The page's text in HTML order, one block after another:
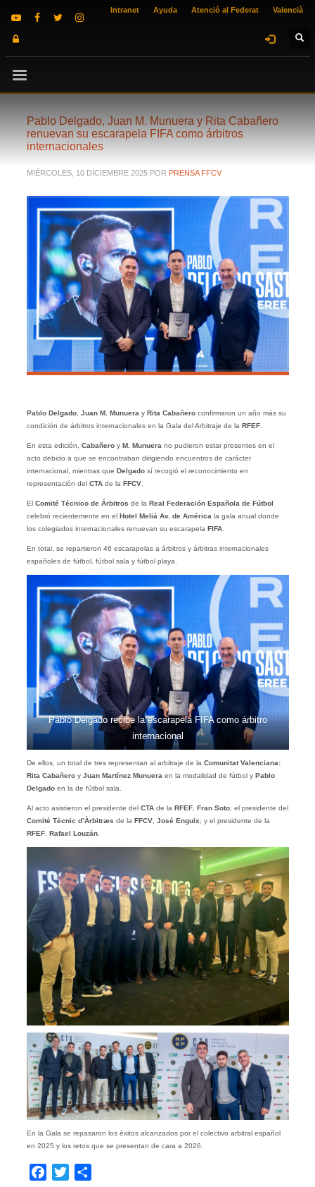
Intranet Ayuda Atenció al Federat Valencià
Pablo Delgado, Juan M. Munuera y Rita Cabañero
renuevan su escarapela FIFA como árbitros
internacionales
MIÉRCOLES, 10 DICIEMBRE 2025 POR PRENSA FFCV
Pablo Delgado, Juan M. Munuera y Rita Cabañero confirmaron un año más su
condición de árbitros internacionales en la Gala del Arbitraje de la RFEF.
En esta edición, Cabañeroy M. Munuera no pudieron estar presentes en el
acto debido a que se encontraban dirigiendo encuentros de carácter
internacional, mientras que Delgadosí recogió el reconocimiento en
representación del CTAde la FFCV.
ElComité Técnico de Árbitros de la Real Federación Española de Fútbol
celebró recientemente en el Hotel Meliá Av. de América la gala anual donde
los colegiados internacionales renuevan su escarapela FIFA.
En total, se repartieron 46 escarapelas a árbitros y árbitras internacionales
españoles de fútbol, fútbol sala y fútbol playa.
Pablo Delgado recibe la escarapela FIFA como árbitro
internacional
De ellos, un total de tres representan al arbitraje de la Comunitat Valenciana:
Rita Cabañero y Juan Martínez Munueraen la modalidad de fútbol y Pablo
Delgadoen la de fútbol sala.
Al acto asistieron el presidente del CTAde la RFEF, Fran Soto; el presidente del
Comité Tècnic d’Àrbitræs de la FFCV, José Enguix; y el presidente de la
RFEF, Rafael Louzán.
En la Gala se repasaron los éxitos alcanzados por el colectivo arbitral español
en 2025 y los retos que se presentan de cara a 2026.
Facebook
Twitter